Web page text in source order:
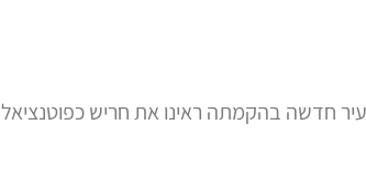
עיר חדשה בהקמתה ראינו את חריש